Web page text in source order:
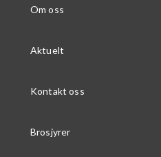
Om oss
Aktuelt
Kontakt oss
Brosjyrer